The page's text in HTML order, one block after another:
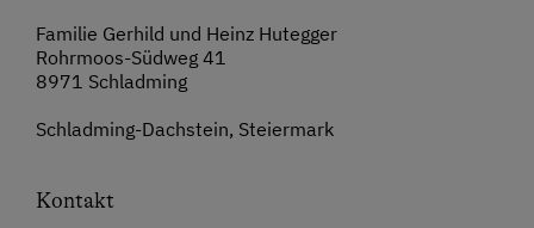
Familie Gerhild und Heinz Hutegger
Rohrmoos-Südweg 41
8971 Schladming
Schladming-Dachstein, Steiermark
Kontakt